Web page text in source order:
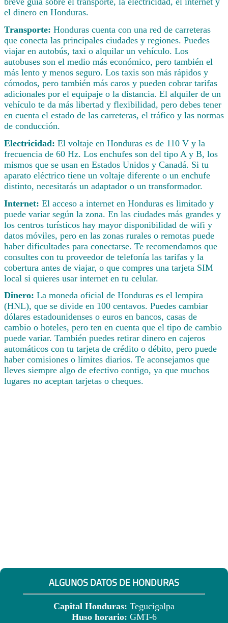
el dinero en Honduras.
Transporte: Honduras cuenta con una red de carreteras
que conecta las principales ciudades y regiones. Puedes
viajar en autobús, taxi o alquilar un vehículo. Los
autobuses son el medio más económico, pero también el
más lento y menos seguro. Los taxis son más rápidos y
cómodos, pero también más caros y pueden cobrar tarifas
adicionales por el equipaje o la distancia. El alquiler de un
vehículo te da más libertad y flexibilidad, pero debes tener
en cuenta el estado de las carreteras, el tráfico y las normas
de conducción.
Electricidad: El voltaje en Honduras es de 110 V y la
frecuencia de 60 Hz. Los enchufes son del tipo A y B, los
mismos que se usan en Estados Unidos y Canadá. Si tu
aparato eléctrico tiene un voltaje diferente o un enchufe
distinto, necesitarás un adaptador o un transformador.
Internet: El acceso a internet en Honduras es limitado y
puede variar según la zona. En las ciudades más grandes y
los centros turísticos hay mayor disponibilidad de wifi y
datos móviles, pero en las zonas rurales o remotas puede
haber dificultades para conectarse. Te recomendamos que
consultes con tu proveedor de telefonía las tarifas y la
cobertura antes de viajar, o que compres una tarjeta SIM
local si quieres usar internet en tu celular.
Dinero: La moneda oficial de Honduras es el lempira
(HNL), que se divide en 100 centavos. Puedes cambiar
dólares estadounidenses o euros en bancos, casas de
cambio o hoteles, pero ten en cuenta que el tipo de cambio
puede variar. También puedes retirar dinero en cajeros
automáticos con tu tarjeta de crédito o débito, pero puede
haber comisiones o límites diarios. Te aconsejamos que
lleves siempre algo de efectivo contigo, ya que muchos
lugares no aceptan tarjetas o cheques.
ALGUNOS DATOS DE HONDURAS
Capital Honduras: Tegucigalpa
Huso horario: GMT-6